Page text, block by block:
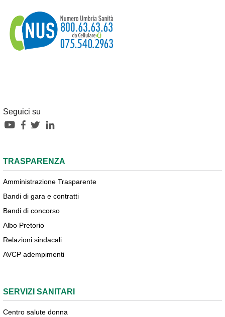
Seguici su
TRASPARENZA
Amministrazione Trasparente
Bandi di gara e contratti
Bandi di concorso
Albo Pretorio
Relazioni sindacali
AVCP adempimenti
SERVIZI SANITARI
Centro salute donna